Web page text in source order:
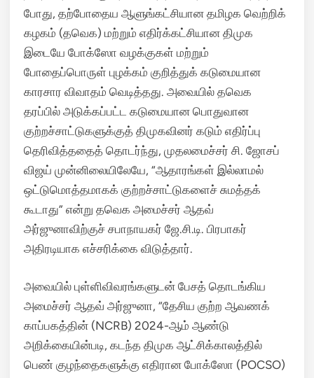
போது, தற்போதைய ஆளுங்கட்சியான தமிழக வெற்றிக்
கழகம் (தவெக) மற்றும் எதிர்க்கட்சியான திமுக
இடையே போக்ஸோ வழக்குகள் மற்றும்
போதைப்பொருள் புழக்கம் குறித்துக் கடுமையான
காரசார விவாதம் வெடித்தது. அவையில் தவெக
தரப்பில் அடுக்கப்பட்ட கடுமையான பொதுவான
குற்றச்சாட்டுகளுக்குத் திமுகவினர் கடும் எதிர்ப்பு
தெரிவித்ததைத் தொடர்ந்து, முதலமைச்சர் சி. ஜோசப்
விஜய் முன்னிலையிலேயே, “ஆதாரங்கள் இல்லாமல்
ஒட்டுமொத்தமாகக் குற்றச்சாட்டுகளைச் சுமத்தக்
கூடாது” என்று தவெக அமைச்சர் ஆதவ்
அர்ஜுனாவிற்குச் சபாநாயகர் ஜே.சி.டி. பிரபாகர்
அதிரடியாக எச்சரிக்கை விடுத்தார்.
அவையில் புள்ளிவிவரங்களுடன் பேசத் தொடங்கிய
அமைச்சர் ஆதவ் அர்ஜுனா, “தேசிய குற்ற ஆவணக்
காப்பகத்தின் (NCRB) 2024-ஆம் ஆண்டு
அறிக்கையின்படி, கடந்த திமுக ஆட்சிக்காலத்தில்
பெண் குழந்தைகளுக்கு எதிரான போக்ஸோ (POCSO)